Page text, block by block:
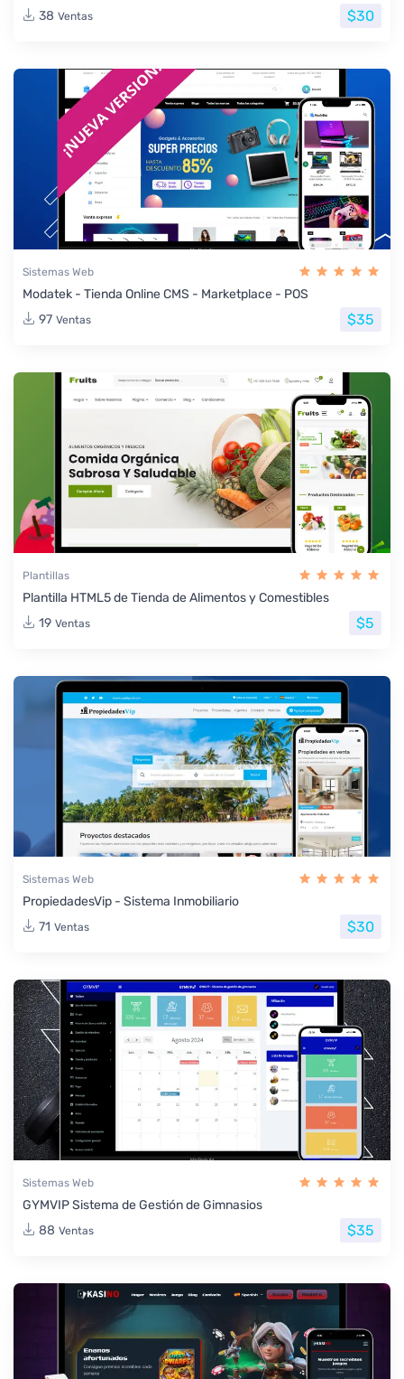
38 Ventas $30
Sistemas Web
Modatek - Tienda Online CMS - Marketplace - POS
97 Ventas $35
Plantillas
Plantilla HTML5 de Tienda de Alimentos y Comestibles
19 Ventas $5
Sistemas Web
PropiedadesVip - Sistema Inmobiliario
71 Ventas $30
Sistemas Web
GYMVIP Sistema de Gestión de Gimnasios
88 Ventas $35